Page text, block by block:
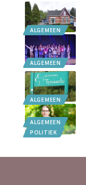
ALGEMEEN
ALGEMEEN
ALGEMEEN
ALGEMEEN
POLITIEK